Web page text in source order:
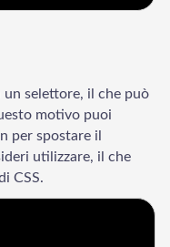
selettore, il che può
motivo puoi
per spostare il
utilizzare, il che
CSS.